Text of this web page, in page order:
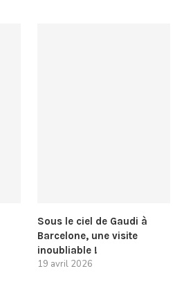
Sous le ciel de Gaudi à
Barcelone, une visite
inoubliable !
19 avril 2026